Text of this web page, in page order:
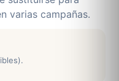
varias campañas.